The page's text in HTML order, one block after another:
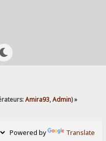
Amira93,Admin) »
Powered by Translate